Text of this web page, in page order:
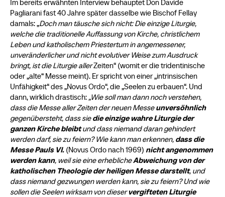
Im bereits erwähnten Interview behauptet Don Davide
Pagliarani fast 40 Jahre später dasselbe wie Bischof Fellay
damals: „Doch man täusche sich nicht: Die einzige Liturgie,
welche die traditionelle Auffassung von Kirche, christlichem
Leben und katholischem Priestertum in angemessener,
unveränderlicher und nicht evolutiver Weise zum Ausdruck
bringt, ist die Liturgie allerZeiten“ (womit er die tridentinische
oder „alte“ Messe meint). Er spricht von einer „intrinsischen
Unfähigkeit“ des „Novus Ordo“, die „Seelen zu erbauen“. Und
dann, wirklich drastisch:„Wie soll man dann noch verstehen,
dass die Messe aller Zeiten der neuen Messeunversöhnlich
gegenübersteht, dass siedie einzige wahre Liturgie der
ganzen Kirche bleibtund dass niemand daran gehindert
werden darf, sie zu feiern? Wie kann man erkennen, dass die
Messe Pauls VI. (Novus Ordo nach 1969) nicht angenommen
werden kann, weil sie eine erheblicheAbweichung von der
katholischen Theologie der heiligen Messe darstellt, und
dass niemand gezwungen werden kann, sie zu feiern? Und wie
sollen die Seelen wirksam von dieservergifteten Liturgie